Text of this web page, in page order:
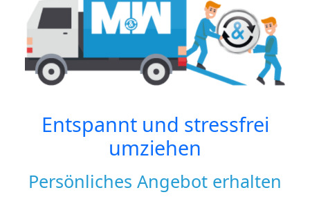
Entspannt und stressfrei
umziehen
Persönliches Angebot erhalten